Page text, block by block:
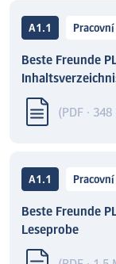
A1.1
Beste Freunde
(PDF · 348
A1.1
Beste Freunde
Leseprobe